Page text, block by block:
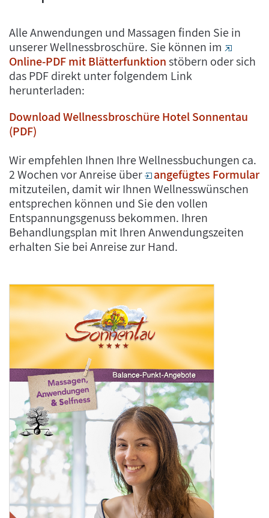
Alle Anwendungen und Massagen finden Sie in
unserer Wellnessbroschüre. Sie können im
Online-PDF mit Blätterfunktionstöbern oder sich
das PDF direkt unter folgendem Link
herunterladen:
Download Wellnessbroschüre Hotel Sonnentau
(PDF)
Wir empfehlen Ihnen Ihre Wellnessbuchungen ca.
2 Wochen vor Anreise über
angefügtes Formular
mitzuteilen, damit wir Ihnen Wellnesswünschen
entsprechen können und Sie den vollen
Entspannungsgenuss bekommen. Ihren
Behandlungsplan mit Ihren Anwendungszeiten
erhalten Sie bei Anreise zur Hand.